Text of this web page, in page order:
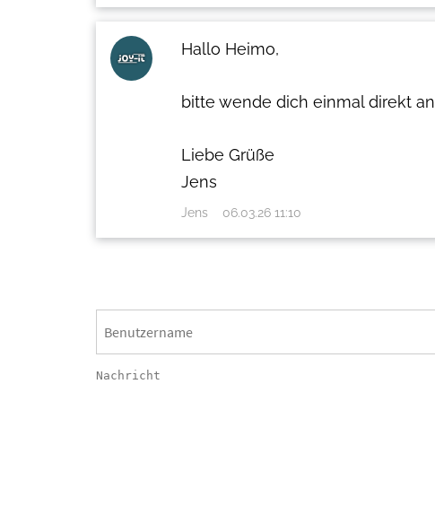
Hallo Heimo,
bitte wende dich einmal direkt an
Liebe Grüße
Jens
Jens 06.03.26 11:10